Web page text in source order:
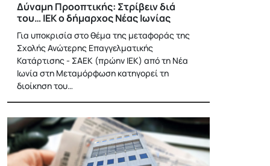
Δύναμη Προοπτικής: Στρίβειν διά
του… ΙΕΚ ο δήμαρχος Νέας Ιωνίας
Για υποκρισία στο θέμα της μεταφοράς της
Σχολής Ανώτερης Επαγγελματικής
Κατάρτισης - ΣΑΕΚ (πρώην ΙΕΚ) από τη Νέα
Ιωνία στη Μεταμόρφωση κατηγορεί τη
διοίκηση του…